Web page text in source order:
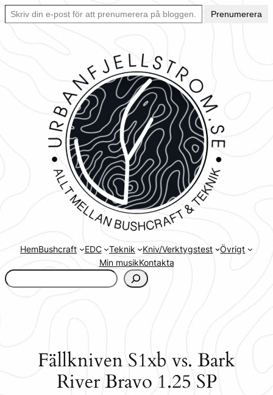
Hoppa
Skriv din e-post för att prenumerera på bloggen… Ett enkelt sätt att hålla sig uppdaterad automatiskt.
Prenumerera
HemBushcraft EDC Teknik Kniv/Verktygstest
Övrigt
Min musikKontakta
www.urbanfjellstrom.se/jamforelselistan/
Fällkniven S1xb vs. Bark
River Bravo 1.25 SP